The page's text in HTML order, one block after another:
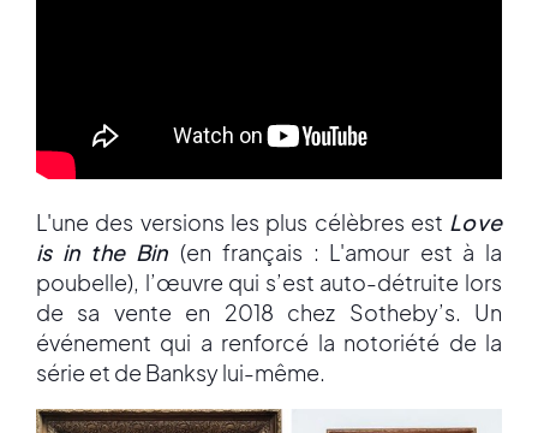
L'une des versions les plus célèbres est Love
is in the Bin (en français : L'amour est à la
poubelle), l’œuvre qui s’est auto-détruite lors
de sa vente en 2018 chez Sotheby’s. Un
événement qui a renforcé la notoriété de la
série et de Banksy lui-même.